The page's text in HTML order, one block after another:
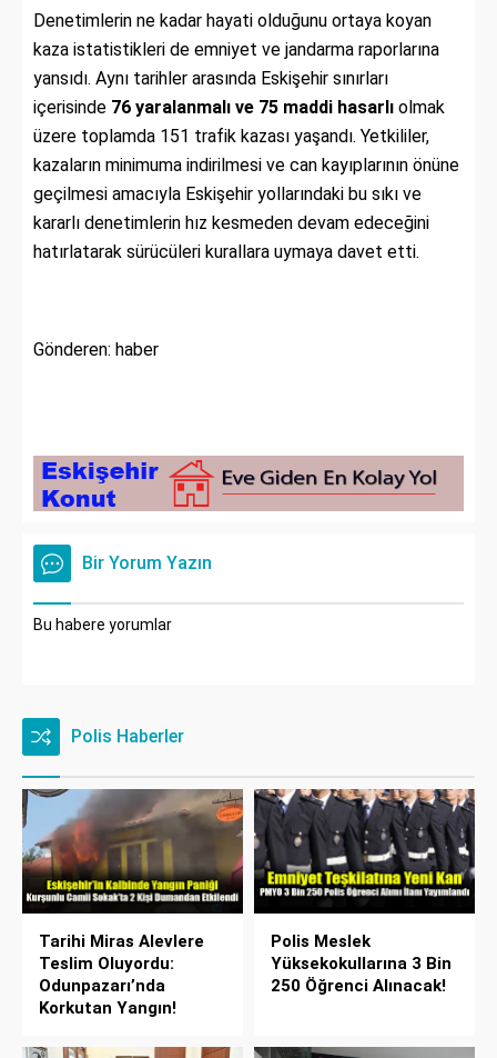
Denetimlerin ne kadar hayati olduğunu ortaya koyan
kaza istatistikleri de emniyet ve jandarma raporlarına
yansıdı. Aynı tarihler arasında Eskişehir sınırları
içerisinde 76 yaralanmalı ve 75 maddi hasarlı olmak
üzere toplamda 151 trafik kazası yaşandı. Yetkililer,
kazaların minimuma indirilmesi ve can kayıplarının önüne
geçilmesi amacıyla Eskişehir yollarındaki bu sıkı ve
kararlı denetimlerin hız kesmeden devam edeceğini
hatırlatarak sürücüleri kurallara uymaya davet etti.
Gönderen: haber
Bir Yorum Yazın
Bu habere yorumlar
Polis Haberler
Tarihi Miras Alevlere
Teslim Oluyordu:
Odunpazarı’nda
Korkutan Yangın!
Polis Meslek
Yüksekokullarına 3 Bin
250 Öğrenci Alınacak!